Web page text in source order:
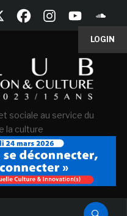
LOGIN
sociale au service du
la culture